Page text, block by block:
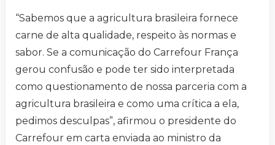
“Sabemos que a agricultura brasileira fornece
carne de alta qualidade, respeito às normas e
sabor. Se a comunicação do Carrefour França
gerou confusão e pode ter sido interpretada
como questionamento de nossa parceria com a
agricultura brasileira e como uma crítica a ela,
pedimos desculpas”, afirmou o presidente do
Carrefour em carta enviada ao ministro da